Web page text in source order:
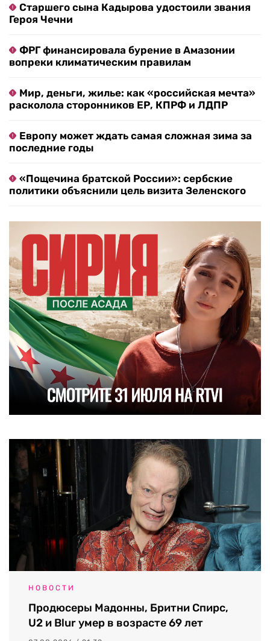
Старшего сына Кадырова удостоили звания
Героя Чечни
ФРГ финансировала бурение в Амазонии
вопреки климатическим правилам
Мир, деньги, жилье: как «российская мечта»
расколола сторонников ЕР, КПРФ и ЛДПР
Европу может ждать самая сложная зима за
последние годы
«Пощечина братской России»: сербские
политики объяснили цель визита Зеленского
НОВОСТИ
Продюсеры Мадонны, Бритни Спирс,
U2 и Blur умер в возрасте 69 лет